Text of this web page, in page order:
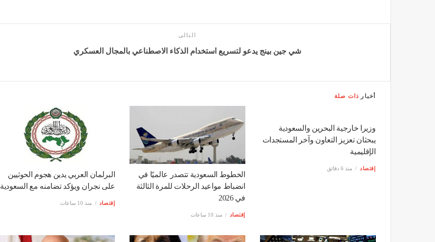
التالى
شي جين بينج يدعو لتسريع استخدام الذكاء الاصطناعي بالمجال العسكري
أخبار ذات صلة
وزيرا خارجية البحرين والسعودية
يبحثان تعزيز التعاون وآخر المستجدات
الإقليمية
إقتصاد منذ 6 دقائق
الخطوط السعودية تتصدر عالميًا في
انضباط مواعيد الرحلات للمرة الثالثة
في 2026
إقتصاد منذ 10 ساعات
البرلمان العربي يدين هجوم الحوثيين
على نجران ويؤكد تضامنه مع السعودية
إقتصاد منذ 10 ساعات